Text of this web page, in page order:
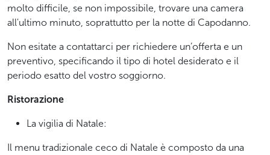
molto difficile, se non impossibile, trovare una camera
all'ultimo minuto, soprattutto per la notte di Capodanno.
Non esitate a contattarci per richiedere un’offerta e un
preventivo, specificando il tipo di hotel desiderato e il
periodo esatto del vostro soggiorno.
Ristorazione
La vigilia di Natale:
Il menu tradizionale ceco di Natale è composto da una